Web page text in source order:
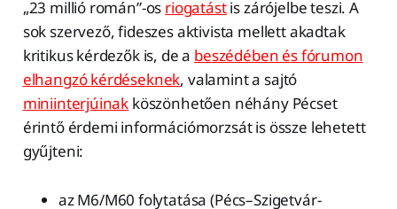
„23 millió román”-os riogatástis zárójelbe teszi. A
sok szervező, fideszes aktivista mellett akadtak
kritikus kérdezők is, de a beszédében és fórumon
elhangzó kérdéseknek, valamint a sajtó
miniinterjúinak köszönhetően néhány Pécset
érintő érdemi információmorzsát is össze lehetett
gyűjteni:
az M6/M60 folytatása (Pécs–Szigetvár-